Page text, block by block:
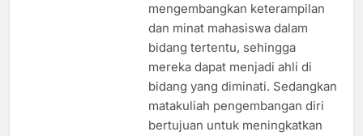
mengembangkan keterampilan
dan minat mahasiswa dalam
bidang tertentu, sehingga
mereka dapat menjadi ahli di
bidang yang diminati. Sedangkan
matakuliah pengembangan diri
bertujuan untuk meningkatkan